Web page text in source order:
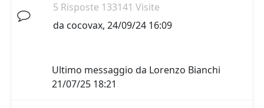
5 Risposte 133141 Visite
da cocovax, 24/09/24 16:09
Ultimo messaggio da Lorenzo Bianchi
21/07/25 18:21